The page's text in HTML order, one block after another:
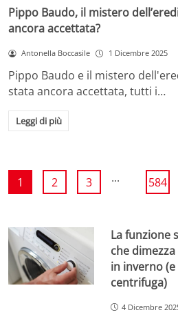
Pippo Baudo, il mistero
ancora accettata?
Antonella Boccasile 1 Dicembre 2025
Pippo Baudo e il mistero
stata ancora accettata, tutti i…
Leggi di più
1 2 3 ... 584
La funzione
che
in inverno
centrifuga)
4 Dicembre